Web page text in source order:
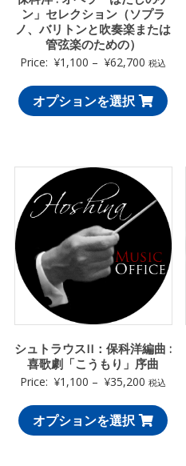
ン」セレクション（ソプラ
ノ、バリトンと吹奏楽または
管弦楽のための）
Price: ¥1,100 – ¥62,700 税込
オプションを選択
シュトラウスII：保科洋編曲 :
喜歌劇「こうもり」序曲
Price: ¥1,100 – ¥35,200 税込
オプションを選択